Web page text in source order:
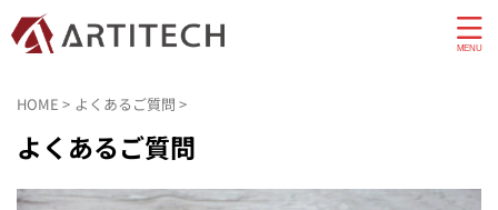
HOME > よくあるご質問 >
よくあるご質問